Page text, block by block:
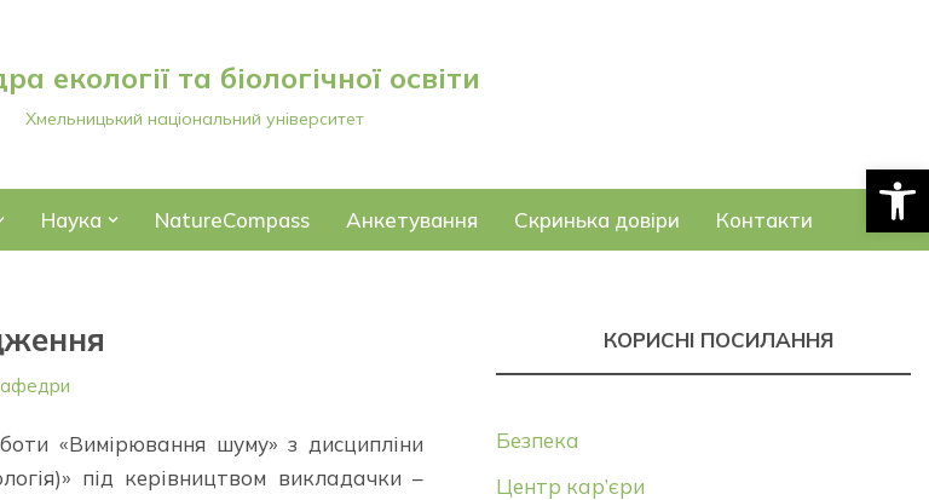
екології та біологічної освіти
Хмельницький національний університет
Наука NatureCompass Анкетування Скринька довіри Контакти
«Вимірювання шуму» з дисципліни
під керівництвом викладачки –
КОРИСНІ ПОСИЛАННЯ
Безпека
Центр кар’єри